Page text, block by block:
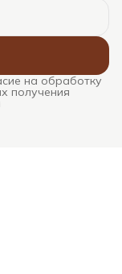
на обработку
получения